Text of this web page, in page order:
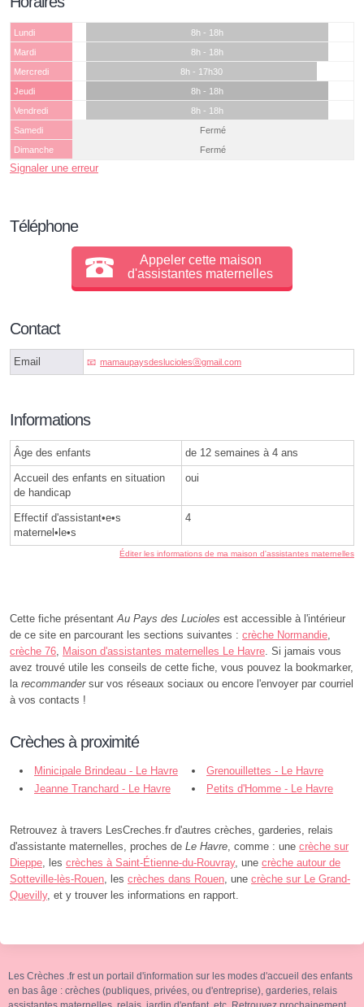
Lundi
8h - 18h
Mardi
8h - 18h
Mercredi
8h - 17h30
Jeudi
8h - 18h
Vendredi
8h - 18h
Samedi
Fermé
Dimanche
Fermé
Signaler une erreur
Téléphone
Appeler cette maison
d'assistantes maternelles
Contact
Email mamaupaysdesluciolesⓐgmail.com
Informations
Âge des enfants de 12 semaines à 4 ans
Accueil des enfants en situation
de handicap
oui
Effectif d'assistant•e•s
maternel•le•s
4
Éditer les informations de ma maison d'assistantes maternelles
Cette fiche présentantAu Pays des Lucioles est accessible à l'intérieur
de ce site en parcourant les sections suivantes : crèche Normandie,
crèche 76, Maison d'assistantes maternelles Le Havre. Si jamais vous
avez trouvé utile les conseils de cette fiche, vous pouvez la bookmarker,
la recommandersur vos réseaux sociaux ou encore l'envoyer par courriel
à vos contacts !
Crèches à proximité
Minicipale Brindeau - Le Havre
Grenouillettes - Le Havre
Jeanne Tranchard - Le Havre
Petits d'Homme - Le Havre
Retrouvez à travers LesCreches.fr d'autres crèches, garderies, relais
d'assistante maternelles, proches de Le Havre, comme : une crèche sur
Dieppe, les crèches à Saint-Étienne-du-Rouvray, une crèche autour de
Sotteville-lès-Rouen, les crèches dans Rouen, une crèche sur Le Grand-
Quevilly, et y trouver les informations en rapport.
Les Crèches .fr est un portail d'information sur les modes d'accueil des enfants
en bas âge : crèches (publiques, privées, ou d'entreprise), garderies, relais